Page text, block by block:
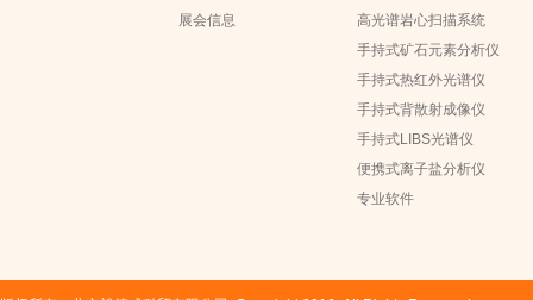
展会信息
高光谱岩心扫描系统
手持式矿石元素分析仪
手持式热红外光谱仪
手持式背散射成像仪
手持式LIBS光谱仪
便携式离子盐分析仪
专业软件